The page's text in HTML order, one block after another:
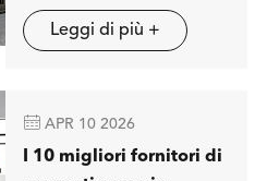
visualizzare soluzioni
avanzate di separazione
Leggi di più +
 APR 10 2026
I 10 migliori fornitori di